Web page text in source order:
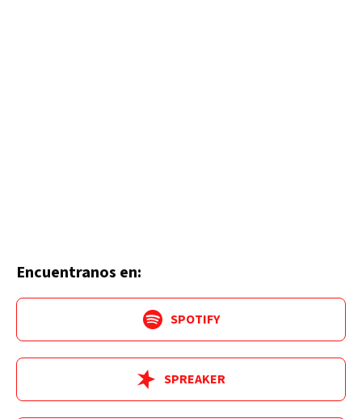
Encuentranos en:
SPOTIFY
SPREAKER